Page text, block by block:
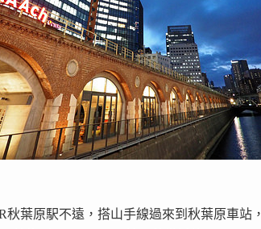
秋葉原駅不遠，搭山手線過來到秋葉原車站，